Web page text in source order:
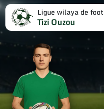
Ligue wilaya de
Tizi Ouzou